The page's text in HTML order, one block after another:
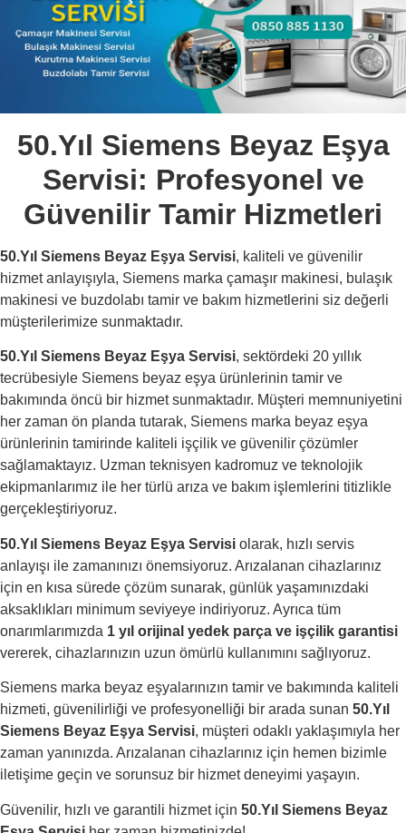
50.Yıl Siemens Beyaz Eşya
Servisi: Profesyonel ve
Güvenilir Tamir Hizmetleri
50.Yıl Siemens Beyaz Eşya Servisi, kaliteli ve güvenilir
hizmet anlayışıyla, Siemens marka çamaşır makinesi, bulaşık
makinesi ve buzdolabı tamir ve bakım hizmetlerini siz değerli
müşterilerimize sunmaktadır.
50.Yıl Siemens Beyaz Eşya Servisi, sektördeki 20 yıllık
tecrübesiyle Siemens beyaz eşya ürünlerinin tamir ve
bakımında öncü bir hizmet sunmaktadır. Müşteri memnuniyetini
her zaman ön planda tutarak, Siemens marka beyaz eşya
ürünlerinin tamirinde kaliteli işçilik ve güvenilir çözümler
sağlamaktayız. Uzman teknisyen kadromuz ve teknolojik
ekipmanlarımız ile her türlü arıza ve bakım işlemlerini titizlikle
gerçekleştiriyoruz.
50.Yıl Siemens Beyaz Eşya Servisi olarak, hızlı servis
anlayışı ile zamanınızı önemsiyoruz. Arızalanan cihazlarınız
için en kısa sürede çözüm sunarak, günlük yaşamınızdaki
aksaklıkları minimum seviyeye indiriyoruz. Ayrıca tüm
onarımlarımızda 1 yıl orijinal yedek parça ve işçilik garantisi
vererek, cihazlarınızın uzun ömürlü kullanımını sağlıyoruz.
Siemens marka beyaz eşyalarınızın tamir ve bakımında kaliteli
hizmeti, güvenilirliği ve profesyonelliği bir arada sunan 50.Yıl
Siemens Beyaz Eşya Servisi, müşteri odaklı yaklaşımıyla her
zaman yanınızda. Arızalanan cihazlarınız için hemen bizimle
iletişime geçin ve sorunsuz bir hizmet deneyimi yaşayın.
Güvenilir, hızlı ve garantili hizmet için 50.Yıl Siemens Beyaz